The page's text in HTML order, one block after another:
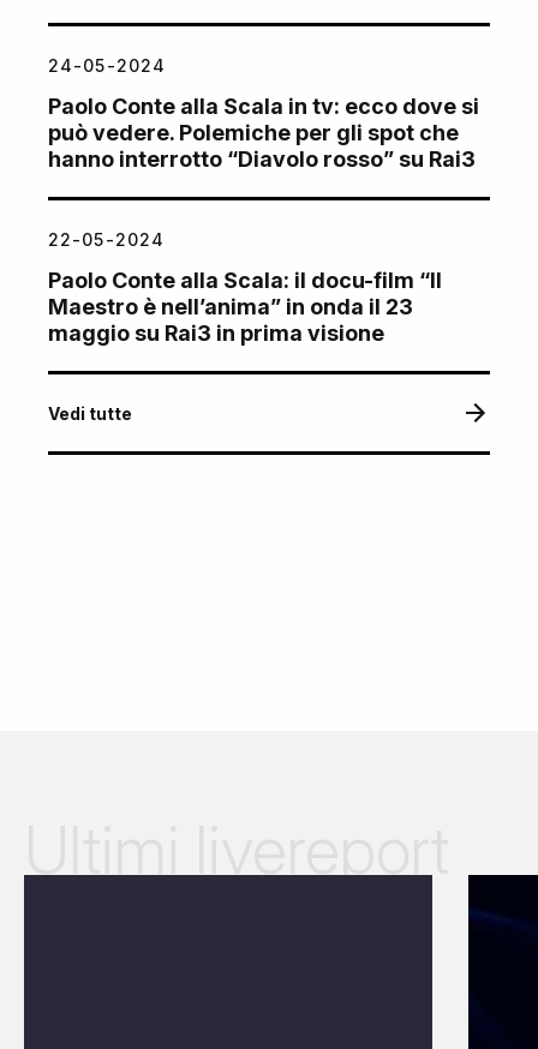
24-05-2024
Paolo Conte alla Scala in tv: ecco dove si
può vedere. Polemiche per gli spot che
hanno interrotto “Diavolo rosso” su Rai3
22-05-2024
Paolo Conte alla Scala: il docu-film “Il
Maestro è nell’anima” in onda il 23
maggio su Rai3 in prima visione
Vedi tutte